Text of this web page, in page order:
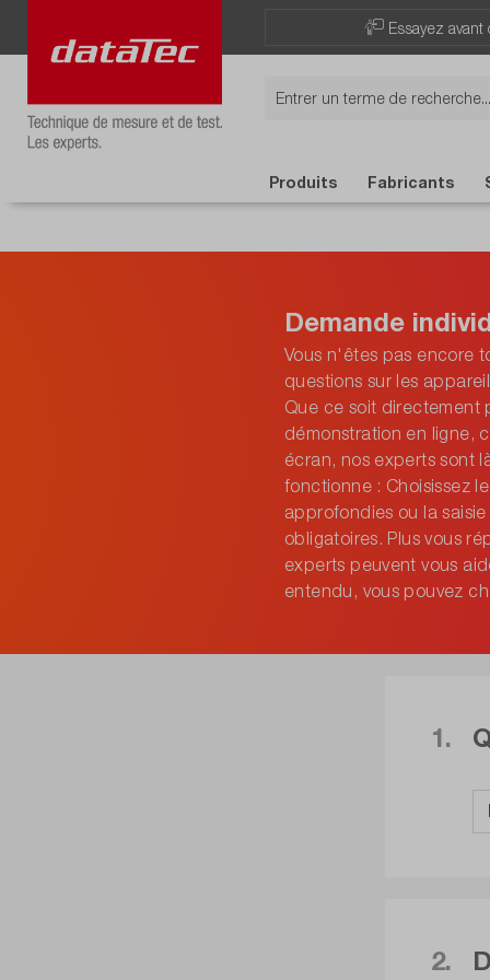
Essayez
Produits Fabricants
Demande
Vous n'êtes pas encore
questions sur les
Que ce soit directement
démonstration en ligne,
écran, nos experts sont
fonctionne : Choisissez
approfondies ou la
obligatoires. Plus vous
experts peuvent vous
entendu, vous pouvez
1.
2.